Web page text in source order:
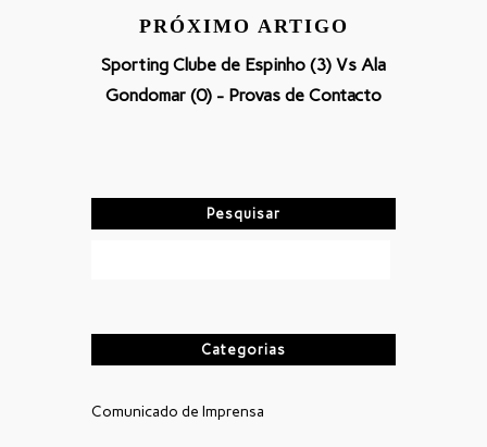
PRÓXIMO ARTIGO
Sporting Clube de Espinho (3) Vs Ala
Gondomar (0) - Provas de Contacto
Pesquisar
Categorias
Comunicado de Imprensa